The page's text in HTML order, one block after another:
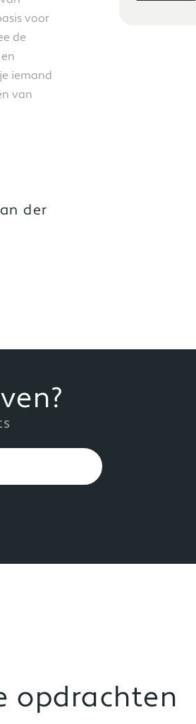
voor
de
iemand
van
der
opdrachten